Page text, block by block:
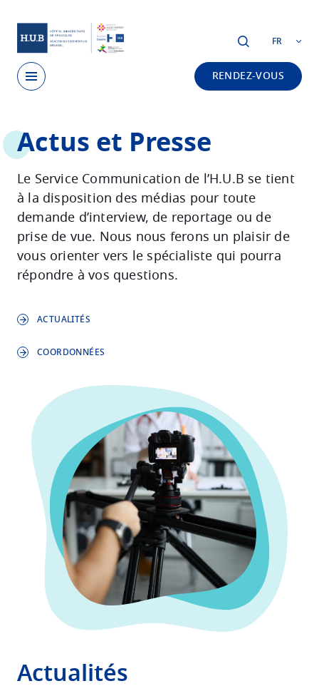
FR
RENDEZ-VOUS
to
mainActus et Presse
Le Service Communication de l’H.U.B se tient
à la disposition des médias pour toute
demande d’interview, de reportage ou de
prise de vue. Nous nous ferons un plaisir de
vous orienter vers le spécialiste qui pourra
répondre à vos questions.
ACTUALITÉS
COORDONNÉES
Actualités